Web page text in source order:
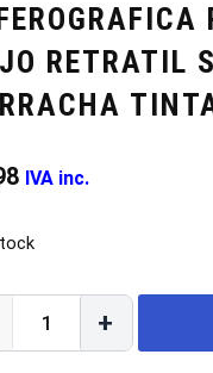
RETRATIL
IVA inc.
+